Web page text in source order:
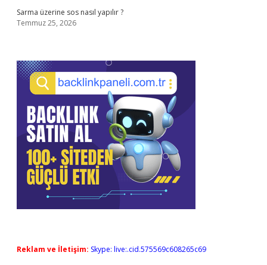
Sarma üzerine sos nasıl yapılır ?
Temmuz 25, 2026
Reklam ve İletişim: Skype: live:.cid.575569c608265c69